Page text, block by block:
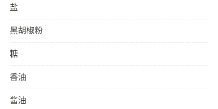
盐
黑胡椒粉
糖
香油
酱油